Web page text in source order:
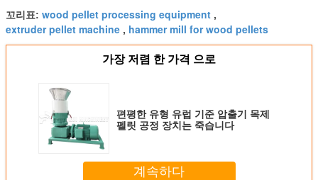
꼬리표: wood pellet processing equipment ,
extruder pellet machine , hammer mill for wood pellets
가장 저렴 한 가격 으로
편평한 유형 유럽 기준 압출기 목제
펠릿 공정 장치는 죽습니다
계속하다